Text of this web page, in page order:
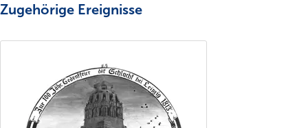
Zugehörige Ereignisse